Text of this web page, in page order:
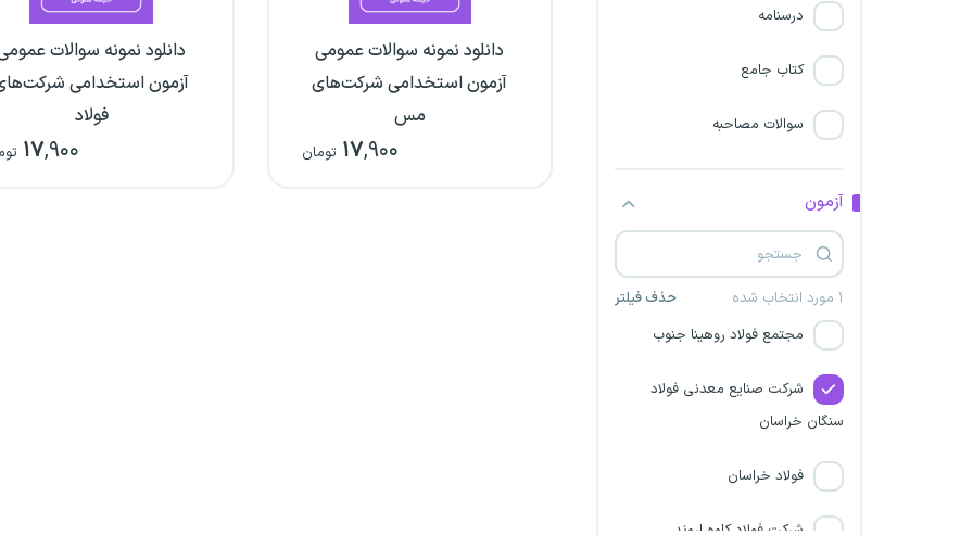
درسنامه
کتاب جامع
سوالات مصاحبه
آزمون
۱ مورد انتخاب شده حذف فیلتر
پاسارگاد
شرکت های مادر تخصصی
توانیر و مهندسی آب و فاضلاب کشور
مجتمع فولاد روهینا جنوب
شرکت صنایع معدنی فولاد
سنگان خراسان
فولاد خراسان
شرکت فولاد کاوه اروند
دانلود نمونه سوالات عمومی
آزمون استخدامی شرکت‌های
مس
۱۷,۹۰۰ تومان
دانلود نمونه سوالات
آزمون استخدامی
فولاد
۱۷,۹۰۰